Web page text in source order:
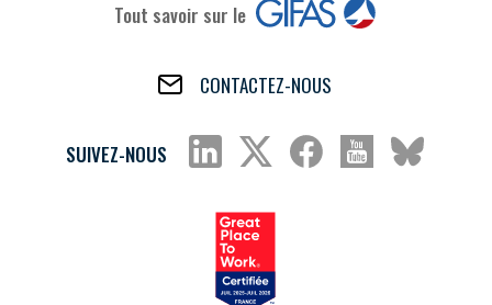
Tout savoir sur le
CONTACTEZ-NOUS
SUIVEZ-NOUS